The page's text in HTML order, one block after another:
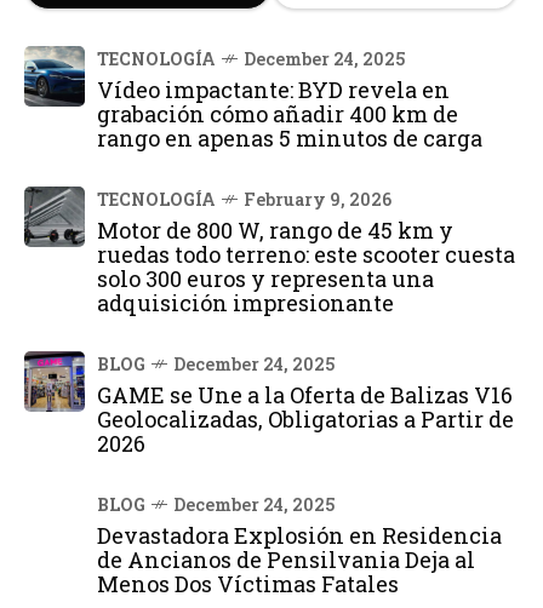
TECNOLOGÍA December 24, 2025
Vídeo impactante: BYD revela en
grabación cómo añadir 400 km de
rango en apenas 5 minutos de carga
TECNOLOGÍA February 9, 2026
Motor de 800 W, rango de 45 km y
ruedas todo terreno: este scooter cuesta
solo 300 euros y representa una
adquisición impresionante
BLOG December 24, 2025
GAME se Une a la Oferta de Balizas V16
Geolocalizadas, Obligatorias a Partir de
2026
BLOG December 24, 2025
Devastadora Explosión en Residencia
de Ancianos de Pensilvania Deja al
Menos Dos Víctimas Fatales